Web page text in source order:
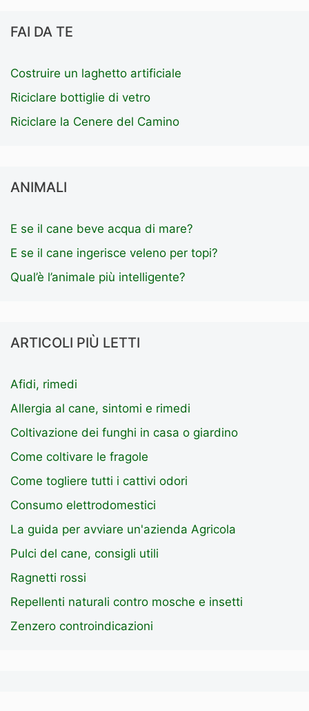
FAI DA TE
Costruire un laghetto artificiale
Riciclare bottiglie di vetro
Riciclare la Cenere del Camino
ANIMALI
E se il cane beve acqua di mare?
E se il cane ingerisce veleno per topi?
Qual’è l’animale più intelligente?
ARTICOLI PIÙ LETTI
Afidi, rimedi
Allergia al cane, sintomi e rimedi
Coltivazione dei funghi in casa o giardino
Come coltivare le fragole
Come togliere tutti i cattivi odori
Consumo elettrodomestici
La guida per avviare un'azienda Agricola
Pulci del cane, consigli utili
Ragnetti rossi
Repellenti naturali contro mosche e insetti
Zenzero controindicazioni